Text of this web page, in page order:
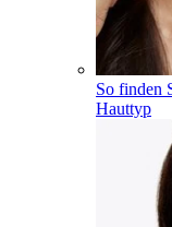
So finden
Hauttyp